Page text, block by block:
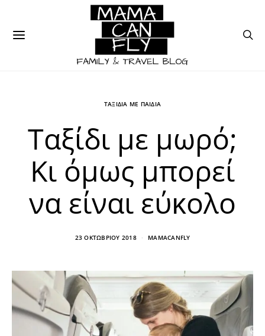
ΤΑΞΙΔΙΑ ΜΕ ΠΑΙΔΙΑ
Ταξίδι με μωρό;
Κι όμως μπορεί
να είναι εύκολο
23 ΟΚΤΩΒΡΊΟΥ 2018 MAMACANFLY